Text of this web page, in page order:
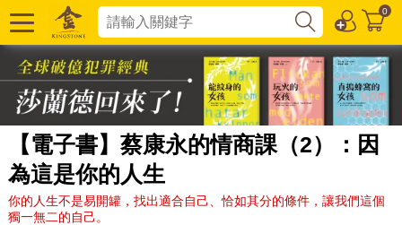
0
【電子書】蔡康永的情商課（2）：因
為這是你的人生
你的人生不是易開罐，找出適合自己、恰如其分的條件，讓我們這個
獨一無二的自己。